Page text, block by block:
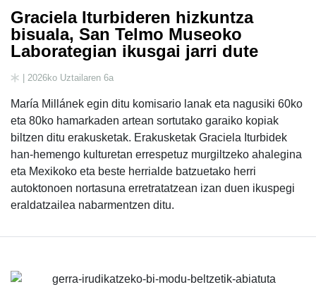
Graciela Iturbideren hizkuntza
bisuala, San Telmo Museoko
Laborategian ikusgai jarri dute
| 2026ko Uztailaren 6a
María Millánek egin ditu komisario lanak eta nagusiki 60ko
eta 80ko hamarkaden artean sortutako garaiko kopiak
biltzen ditu erakusketak. Erakusketak Graciela Iturbidek
han-hemengo kulturetan errespetuz murgiltzeko ahalegina
eta Mexikoko eta beste herrialde batzuetako herri
autoktonoen nortasuna erretratatzean izan duen ikuspegi
eraldatzailea nabarmentzen ditu.